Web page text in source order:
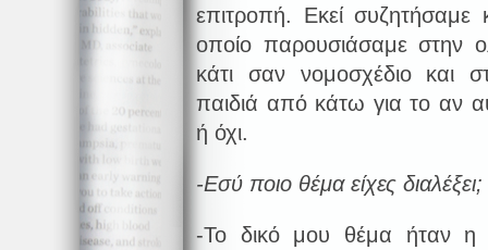
επιτροπή. Εκεί συζητήσαμε
οποίο παρουσιάσαμε στην
κάτι σαν νομοσχέδιο και
παιδιά από κάτω για το αν
ή όχι.
-Εσύ ποιο θέμα είχες διαλέξει;
-Το δικό μου θέμα ήταν η